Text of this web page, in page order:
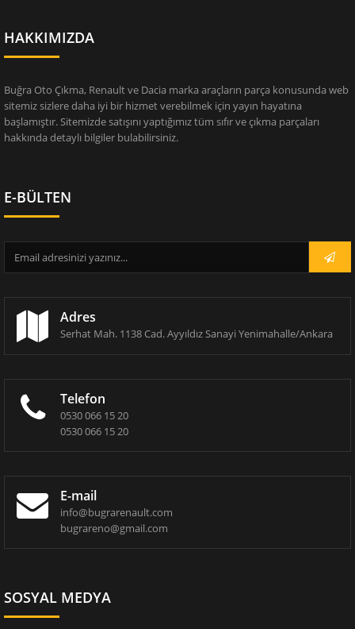
HAKKIMIZDA
Buğra Oto Çıkma, Renault ve Dacia marka araçların parça konusunda web
sitemiz sizlere daha iyi bir hizmet verebilmek için yayın hayatına
başlamıştır. Sitemizde satışını yaptığımız tüm sıfır ve çıkma parçaları
hakkında detaylı bilgiler bulabilirsiniz.
E-BÜLTEN
Adres
Serhat Mah. 1138 Cad. Ayyıldız Sanayi Yenimahalle/Ankara
Telefon
0530 066 15 20
0530 066 15 20
E-mail
info@bugrarenault.com
bugrareno@gmail.com
SOSYAL MEDYA